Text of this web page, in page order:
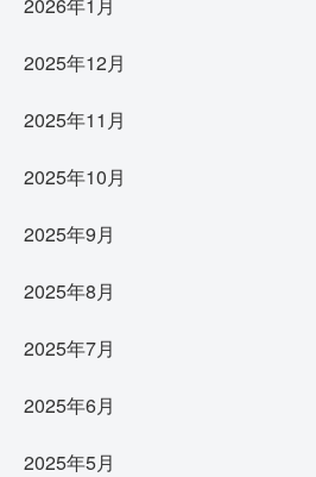
2025年12月
2025年11月
2025年10月
2025年9月
2025年8月
2025年7月
2025年6月
2025年5月